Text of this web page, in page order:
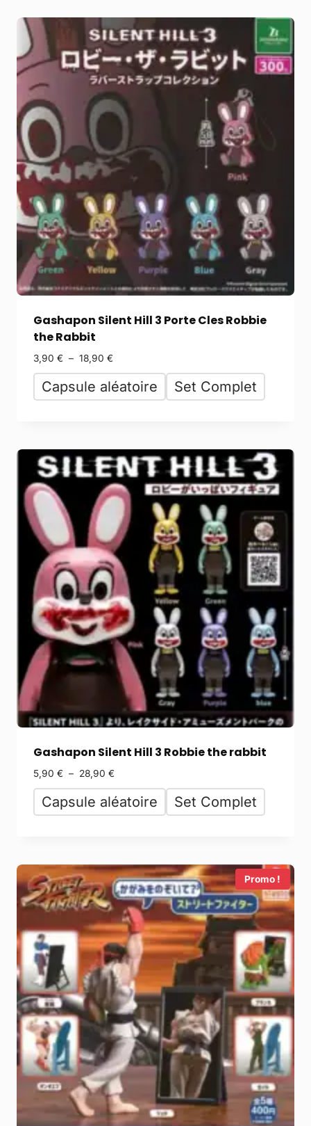
Gashapon Silent Hill 3 Porte Cles Robbie
the Rabbit
3,90 € – 18,90 €
Capsule aléatoire Set Complet
Gashapon Silent Hill 3 Robbie the rabbit
5,90 € – 28,90 €
Capsule aléatoire Set Complet
Promo !